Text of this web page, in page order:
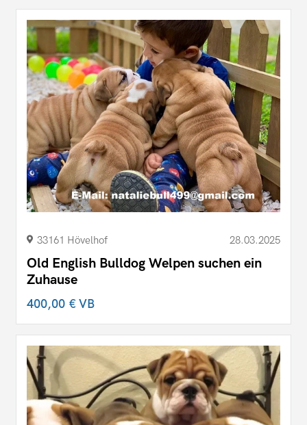
33161 Hövelhof 28.03.2025
Old English Bulldog Welpen suchen ein
Zuhause
400,00 €VB